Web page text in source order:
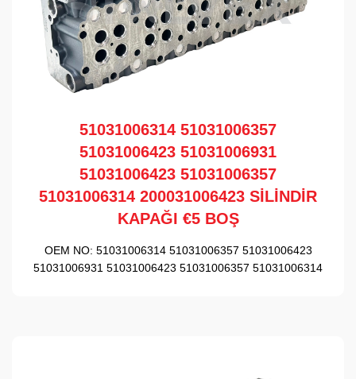
51031006314 51031006357
51031006423 51031006931
51031006423 51031006357
51031006314 200031006423 SİLİNDİR
KAPAĞI €5 BOŞ
OEM NO: 51031006314 51031006357 51031006423
51031006931 51031006423 51031006357 51031006314